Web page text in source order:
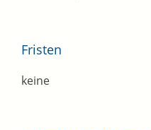
Fristen
keine